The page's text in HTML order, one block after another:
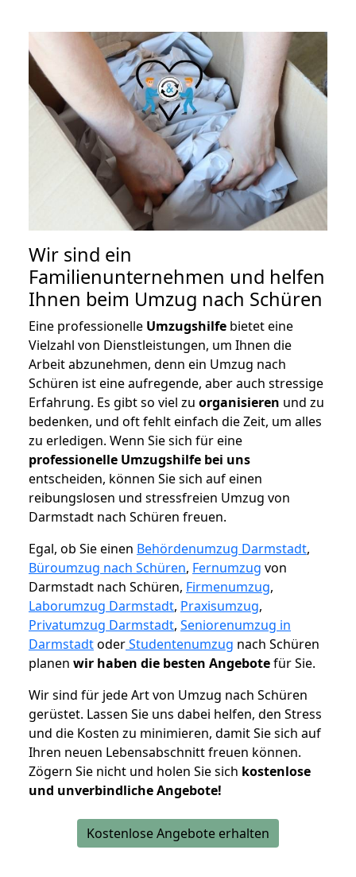
Wir sind ein
Familienunternehmen und helfen
Ihnen beim Umzug nach Schüren
Eine professionelle Umzugshilfe bietet eine
Vielzahl von Dienstleistungen, um Ihnen die
Arbeit abzunehmen, denn ein Umzug nach
Schüren ist eine aufregende, aber auch stressige
Erfahrung. Es gibt so viel zu organisieren und zu
bedenken, und oft fehlt einfach die Zeit, um alles
zu erledigen. Wenn Sie sich für eine
professionelle Umzugshilfe bei uns
entscheiden, können Sie sich auf einen
reibungslosen und stressfreien Umzug von
Darmstadt nach Schüren freuen.
Egal, ob Sie einen Behördenumzug Darmstadt,
Büroumzug nach Schüren, Fernumzug von
Darmstadt nach Schüren, Firmenumzug,
Laborumzug Darmstadt, Praxisumzug,
Privatumzug Darmstadt, Seniorenumzug in
DarmstadtoderStudentenumzug nach Schüren
planen wir haben die besten Angebotefür Sie.
Wir sind für jede Art von Umzug nach Schüren
gerüstet. Lassen Sie uns dabei helfen, den Stress
und die Kosten zu minimieren, damit Sie sich auf
Ihren neuen Lebensabschnitt freuen können.
Zögern Sie nicht und holen Sie sich kostenlose
und unverbindliche Angebote!
Kostenlose Angebote erhalten